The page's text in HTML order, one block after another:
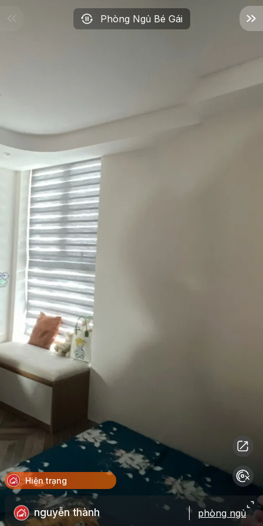
Phòng Ngủ Bé Gái
Hiện trạng
nguyễn thành phòng ngủ